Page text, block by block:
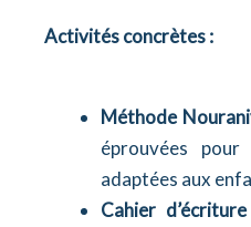
Activités concrètes :
Méthode
éprouvées
adaptées aux
Cahier